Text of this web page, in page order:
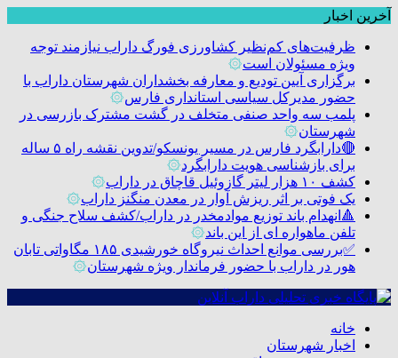
آخرین اخبار
ظرفیت‌های کم‌نظیر کشاورزی فورگ داراب نیازمند توجه
ویژه مسئولان است۞
برگزاری آیین تودیع و معارفه بخشداران شهرستان داراب با
حضور مدیرکل سیاسی استانداری فارس۞
پلمب سه واحد صنفی متخلف در گشت مشترک بازرسی در
شهرستان۞
🔴دارابگرد فارس در مسیر یونسکو/تدوین نقشه راه ۵ ساله
برای بازشناسی هویت دارابگرد۞
کشف ۱۰ هزار لیتر گازوئیل قاچاق در داراب
۞
یک فوتی بر اثر ریزش آوار در معدن منگنز داراب۞
🔺انهدام باند توزیع موادمخدر در داراب/کشف سلاح جنگی و
تلفن ماهواره ای از این باند۞
✅بررسی موانع احداث نیروگاه خورشیدی ۱۸۵ مگاواتی تابان
هور در داراب با حضور فرماندار ویژه شهرستان۞
خانه
اخبار شهرستان